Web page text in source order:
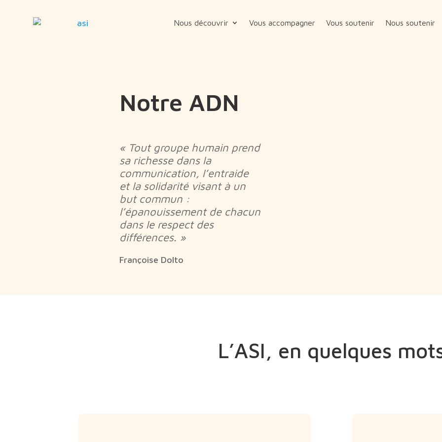
Nous découvrir Vous accompagner Vous soutenir Nous soutenir
Notre ADN
« Tout groupe humain prend
sa richesse dans la
communication, l’entraide
et la solidarité visant à un
but commun :
l’épanouissement de chacun
dans le respect des
différences. »
Françoise Dolto
L’ASI, en quelques